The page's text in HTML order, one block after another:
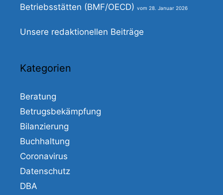
Betriebsstätten (BMF/OECD)
28. Januar 2026
Unsere redaktionellen Beiträge
Kategorien
Beratung
Betrugsbekämpfung
Bilanzierung
Buchhaltung
Coronavirus
Datenschutz
DBA